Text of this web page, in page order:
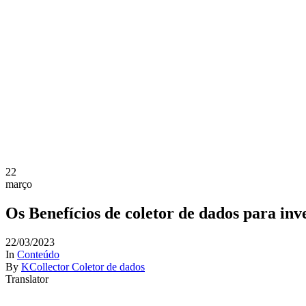
22
março
Os Benefícios de coletor de dados para
22/03/2023
In Conteúdo
By KCollector Coletor de dados
Translator